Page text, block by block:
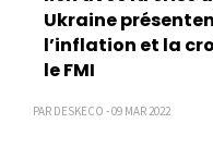
Ukraine
l’inflation et la
le FMI
PAR DESKECO - 09 MAR 2022